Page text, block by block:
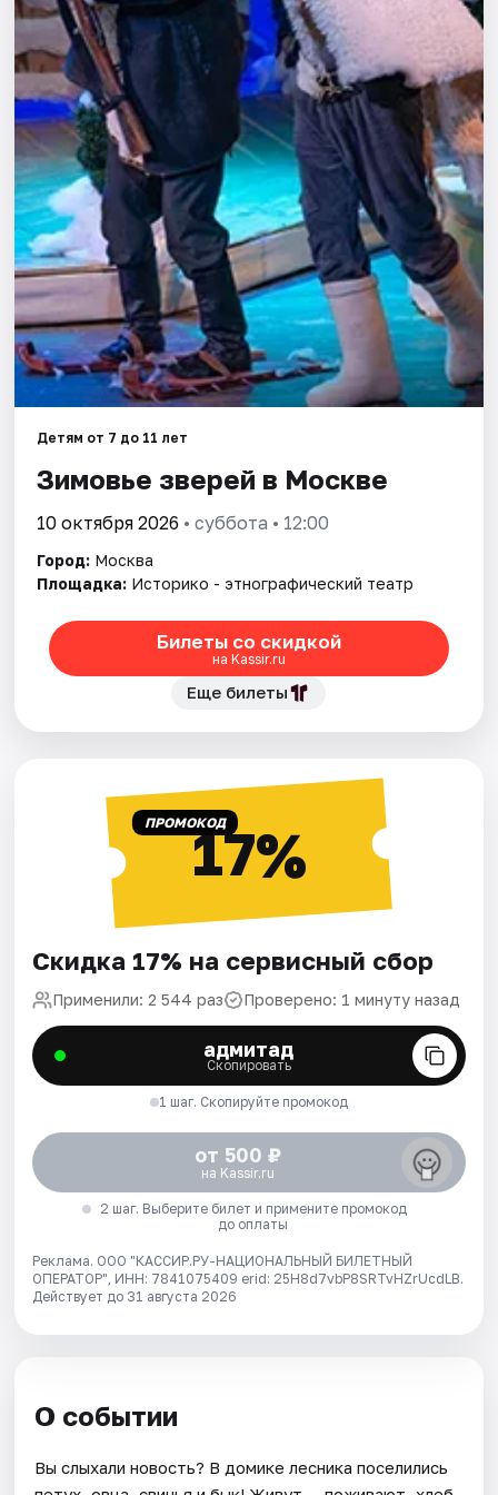
Города
Площадки
Артисты
Рейтинги
Детям от 7 до 11 лет
Зимовье зверей в Москве
10 октября 2026 • суббота • 12:00
Город: Москва
Площадка: Историко - этнографический театр
Билеты со скидкой
на Kassir.ru
Еще билеты
ПРОМОКОД17%
Скидка 17% на сервисный сбор
Применили: 2 544 раз Проверено: 1 минуту назад
адмитад
Скопировать
1 шаг. Скопируйте промокод
от 500 ₽
на Kassir.ru
2 шаг. Выберите билет и примените промокод
до оплаты
Реклама. ООО "КАССИР.РУ-НАЦИОНАЛЬНЫЙ БИЛЕТНЫЙ
ОПЕРАТОР", ИНН: 7841075409 erid: 25H8d7vbP8SRTvHZrUcdLB.
Действует до 31 августа 2026
О событии
Вы слыхали новость? В домике лесника поселились